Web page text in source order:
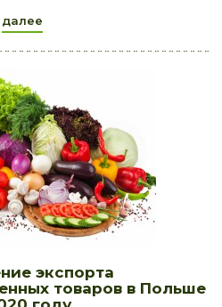
далее
экспорта
товаров в Польше